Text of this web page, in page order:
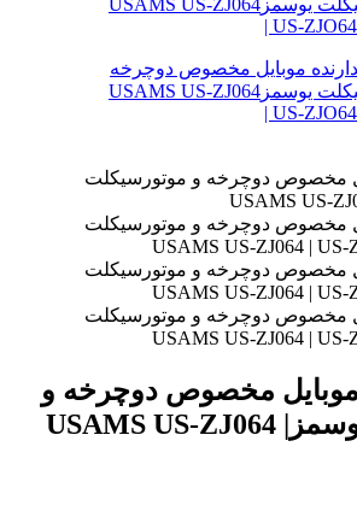
موبایل مخصوص دوچرخه و
موتورسیکلت یوسمزUSAMS US-ZJ064 |